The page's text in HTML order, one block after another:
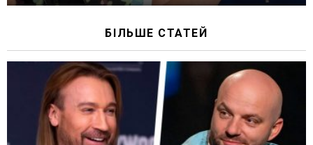
БІЛЬШЕ СТАТЕЙ